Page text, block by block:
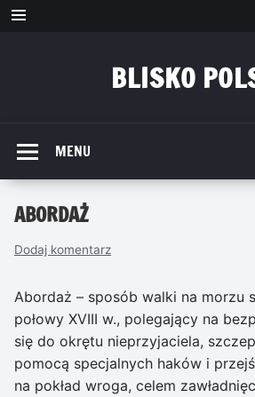
Przejdź
BLISKO
MENU
ABORDAŻ
Dodaj komentarz
Abordaż – sposób walki na morzu
połowy XVIII w., polegający na
się do okrętu nieprzyjaciela,
pomocą specjalnych haków i
na pokład wroga, celem